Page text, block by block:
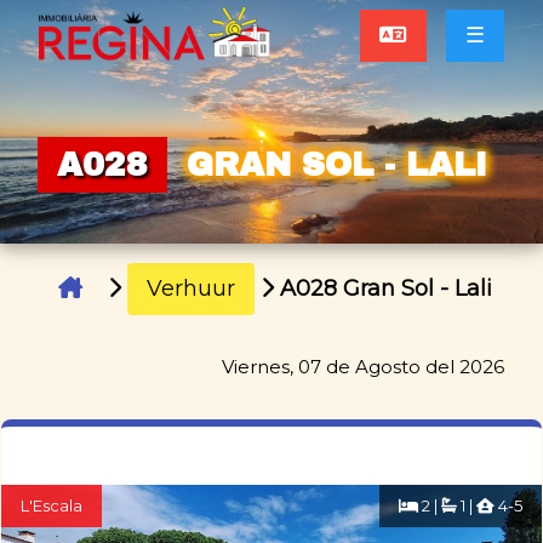
A028 GRAN SOL - LALI
☰
Verhuur A028 Gran Sol - Lali
Viernes, 07 de Agosto del 2026
L'Escala 2 | 1 | 4-5